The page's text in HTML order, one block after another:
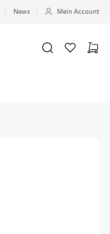
News Mein Account
SUCHE WUNSCHZETTEL